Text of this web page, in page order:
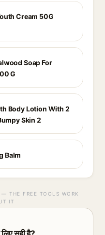
Cream 50G
Soap For
G
Body Lotion With 2
Skin 2
Balm
THE FREE TOOLS WORK
IT